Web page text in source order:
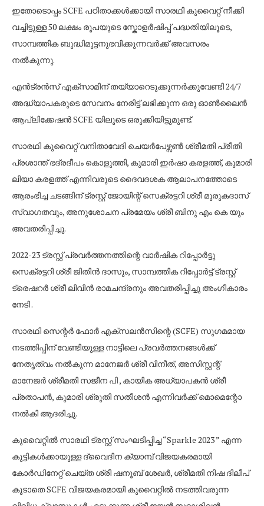
ഇതോടൊപ്പം SCFE പഠിതാക്കൾക്കായി സാരഥി കുവൈറ്റ് നീക്കി
വച്ചിട്ടുള്ള 50 ലക്ഷം രൂപയുടെ സ്കോളർഷിപ്പ് പദ്ധതിയിലൂടെ,
സാമ്പത്തിക ബുദ്ധിമുട്ടനുഭവിക്കുന്നവർക്ക് അവസരം
നൽകുന്നു.
എൻട്രൻസ് എക്സാമിന് തയ്യാറെടുക്കുന്നർക്കുവേണ്ടി 24/7
അദ്ധ്യാപകരുടെ സേവനം നേരിട്ട് ലഭിക്കുന്ന ഒരു ഓൺലൈൻ
ആപ്ലിക്കേഷൻ SCFE യിലൂടെ ഒരുക്കിയിട്ടുമുണ്ട്.
സാരഥി കുവൈറ്റ് വനിതാവേദി ചെയർപേഴ്സൺ ശ്രീമതി പ്രീതി
പ്രശാന്ത് ഭദ്രദീപം കൊളുത്തി, കുമാരി ഇർഷാ കരളത്ത്, കുമാരി
ലിയാ കരളത്ത് എന്നിവരുടെ ദൈവദശക ആലാപനത്തോടെ
ആരംഭിച്ച ചടങ്ങിന് ട്രസ്റ്റ് ജോയിന്റ് സെക്രട്ടറി ശ്രീ മുരുകദാസ്
സ്വാഗതവും, അനുശോചന പ്രമേയം ശ്രീ ബിനു എം കെ യും
അവതരിപ്പിച്ചു.
2022-23 ട്രസ്റ്റ് പ്രവർത്തനത്തിന്റെ വാർഷിക റിപ്പോർട്ടു
സെക്രട്ടറി ശ്രീ ജിതിൻ ദാസും, സാമ്പത്തിക റിപ്പോർട്ട് ട്രസ്റ്റ്
ട്രെഷറർ ശ്രീ ലിവിൻ രാമചന്ദ്രനും അവതരിപ്പിച്ചു അംഗീകാരം
നേടി .
സാരഥി സെന്റർ ഫോർ എക്സലൻസിന്റെ (SCFE) സുഗമമായ
നടത്തിപ്പിന് വേണ്ടിയുള്ള നാട്ടിലെ പ്രവർത്തനങ്ങൾക്ക്
നേതൃത്വം നൽകുന്ന മാനേജർ ശ്രീ വിനീത്, അസിസ്റ്റന്റ്
മാനേജർ ശ്രീമതി സജീന പി , കായിക അധ്യാപകൻ ശ്രീ
പ്രതാപൻ, കുമാരി ശ്രുതി സതീശൻ എന്നിവർക്ക് മൊമെന്റോ
നൽകി ആദരിച്ചു.
കുവൈറ്റിൽ സാരഥി ട്രസ്റ്റ് സംഘടിപ്പിച്ച “Sparkle 2023 ” എന്ന
കുട്ടികൾക്കായുള്ള ദ്വൈദിന ക്യാമ്പ് വിജയകരമായി
കോർഡിനേറ്റ് ചെയ്ത ശ്രീ ഷനൂബ് ശേഖർ, ശ്രീമതി നിഷ ദിലീപ്
കൂടാതെ SCFE വിജയകരമായി കുവൈറ്റിൽ നടത്തിവരുന്ന